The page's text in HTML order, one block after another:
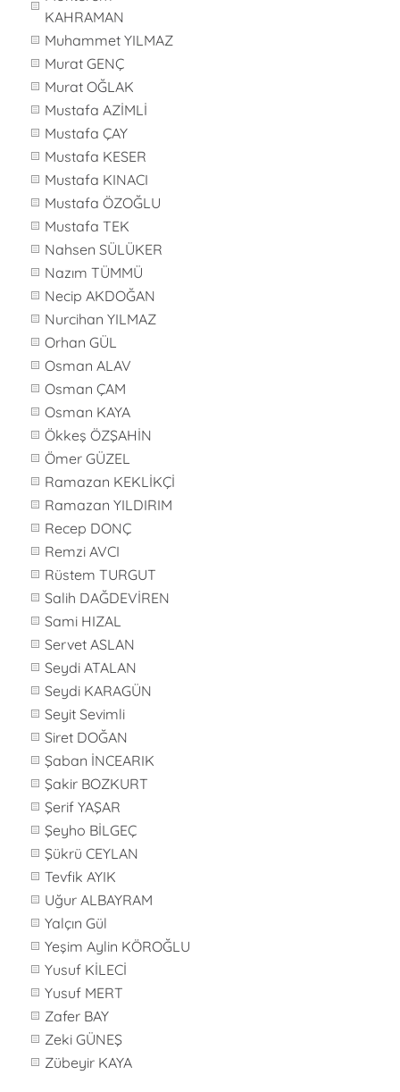
KAHRAMAN
Muhammet YILMAZ
Murat GENÇ
Murat OĞLAK
Mustafa AZİMLİ
Mustafa ÇAY
Mustafa KESER
Mustafa KINACI
Mustafa ÖZOĞLU
Mustafa TEK
Nahsen SÜLÜKER
Nazım TÜMMÜ
Necip AKDOĞAN
Nurcihan YILMAZ
Orhan GÜL
Osman ALAV
Osman ÇAM
Osman KAYA
Ökkeş ÖZŞAHİN
Ömer GÜZEL
Ramazan KEKLİKÇİ
Ramazan YILDIRIM
Recep DONÇ
Remzi AVCI
Rüstem TURGUT
Salih DAĞDEVİREN
Sami HIZAL
Servet ASLAN
Seydi ATALAN
Seydi KARAGÜN
Seyit Sevimli
Siret DOĞAN
Şaban İNCEARIK
Şakir BOZKURT
Şerif YAŞAR
Şeyho BİLGEÇ
Şükrü CEYLAN
Tevfik AYIK
Uğur ALBAYRAM
Yalçın Gül
Yeşim Aylin KÖROĞLU
Yusuf KİLECİ
Yusuf MERT
Zafer BAY
Zeki GÜNEŞ
Zübeyir KAYA